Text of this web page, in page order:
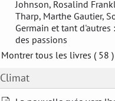
Johnson, Rosalind
Tharp, Marthe Gautier,
Germain et tant d'autres
des passions
Montrer tous les livres ( 58 )
Climat